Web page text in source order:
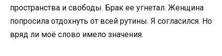
пространства и свободы. Брак ее угнетал. Женщина
попросила отдохнуть от всей рутины. Я согласился. Но
вряд ли моё слово имело значения.